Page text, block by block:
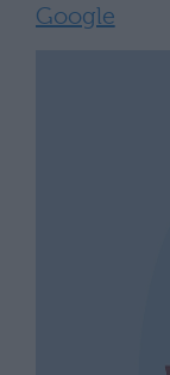
Google